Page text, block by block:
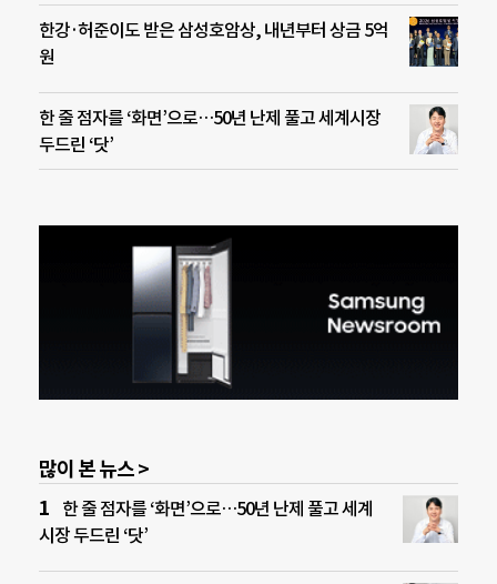
한강·허준이도 받은 삼성호암상, 내년부터 상금 5억
원
한 줄 점자를 ‘화면’으로…50년 난제 풀고 세계시장
두드린 ‘닷’
많이 본 뉴스 >
한 줄 점자를 ‘화면’으로…50년 난제 풀고 세계
시장 두드린 ‘닷’